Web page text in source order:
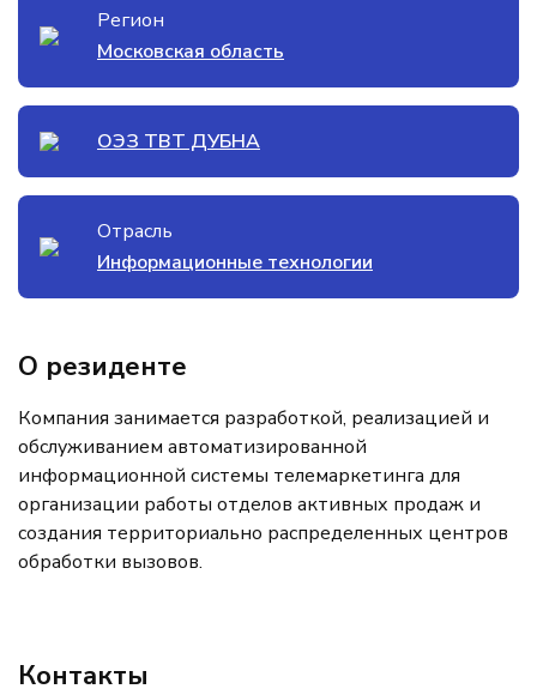
Регион
Московская область
ОЭЗ ТВТ ДУБНА
Отрасль
Информационные технологии
О резиденте
Компания занимается разработкой, реализацией и
обслуживанием автоматизированной
информационной системы телемаркетинга для
организации работы отделов активных продаж и
создания территориально распределенных центров
обработки вызовов.
Контакты